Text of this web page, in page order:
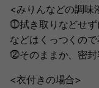
<みりんなどの調味
⓵拭き取りなどせず
などはくっつくので
⓶そのままか、密封
<衣付きの場合>